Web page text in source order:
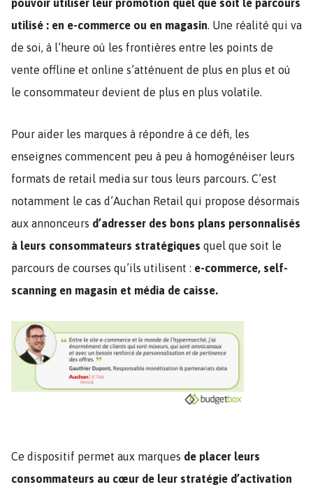
pouvoir utiliser leur promotion quel que soit le parcours
utilisé : en e-commerce ou en magasin. Une réalité qui va
de soi, à l’heure où les frontières entre les points de
vente offline et online s’atténuent de plus en plus et où
le consommateur devient de plus en plus volatile.
Pour aider les marques à répondre à ce défi, les
enseignes commencent peu à peu à homogénéiser leurs
formats de retail media sur tous leurs parcours. C’est
notamment le cas d’Auchan Retail qui propose désormais
aux annonceurs d’adresser des bons plans personnalisés
à leurs consommateurs stratégiques quel que soit le
parcours de courses qu’ils utilisent : e-commerce, self-
scanning en magasin et média de caisse.
Ce dispositif permet aux marques de placer leurs
consommateurs au cœur de leur stratégie d’activation